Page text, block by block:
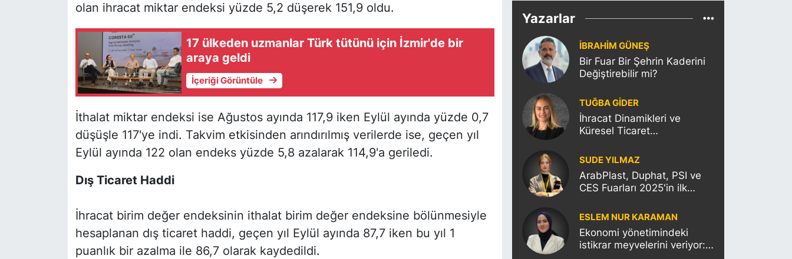
olan ihracat miktar endeksi yüzde 5,2 düşerek 151,9 oldu.
17 ülkeden uzmanlar Türk tütünü için İzmir'de bir
araya geldi
İçeriği Görüntüle
İthalat miktar endeksi ise Ağustos ayında 117,9 iken Eylül ayında yüzde 0,7
düşüşle 117'ye indi. Takvim etkisinden arındırılmış verilerde ise, geçen yıl
Eylül ayında 122 olan endeks yüzde 5,8 azalarak 114,9'a geriledi.
Dış Ticaret Haddi
İhracat birim değer endeksinin ithalat birim değer endeksine bölünmesiyle
hesaplanan dış ticaret haddi, geçen yıl Eylül ayında 87,7 iken bu yıl 1
puanlık bir azalma ile 86,7 olarak kaydedildi.
Yazarlar
İBRAHİM GÜNEŞ
Bir Fuar Bir Şehrin Kaderini
Değiştirebilir mi?
TUĞBA GİDER
İhracat Dinamikleri ve
Küresel Ticaret
Etkisi
SUDE YILMAZ
ArabPlast, Duphat, PSI ve
CES Fuarları 2025'in ilk
vuracak
ESLEM NUR KARAMAN
Ekonomi yönetimindeki
istikrar meyvelerini veriyor: